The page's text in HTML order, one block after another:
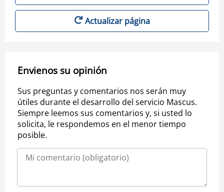
Actualizar página
Envienos su opinión
Sus preguntas y comentarios nos serán muy
útiles durante el desarrollo del servicio Mascus.
Siempre leemos sus comentarios y, si usted lo
solicita, le respondemos en el menor tiempo
posible.